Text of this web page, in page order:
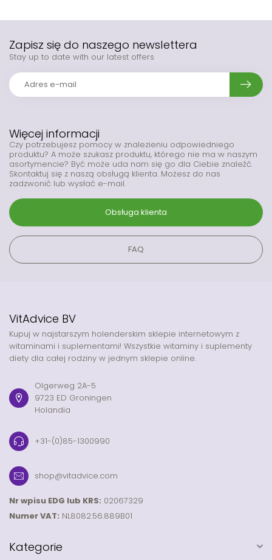
Więcej informacji
Czy potrzebujesz pomocy w znalezieniu odpowiedniego
produktu? A może szukasz produktu, którego nie ma w naszym
asortymencie? Być może uda nam się go dla Ciebie znaleźć.
Skontaktuj się z naszą obsługą klienta. Możesz do nas
zadzwonić lub wysłać e-mail.
Obsługa klienta
FAQ
Zapisz się do naszego newslettera
Stay up to date with our latest offers
VitAdvice BV
Kupuj w najstarszym holenderskim sklepie internetowym z
witaminami i suplementami! Wszystkie witaminy i suplementy
diety dla całej rodziny w jednym sklepie online.
Olgerweg 2A-5
9723 ED Groningen
Holandia
+31-(0)85-1300990
shop@vitadvice.com
Nr wpisu EDG lub KRS: 02067329
Numer VAT: NL8082.56.889B01
Kategorie